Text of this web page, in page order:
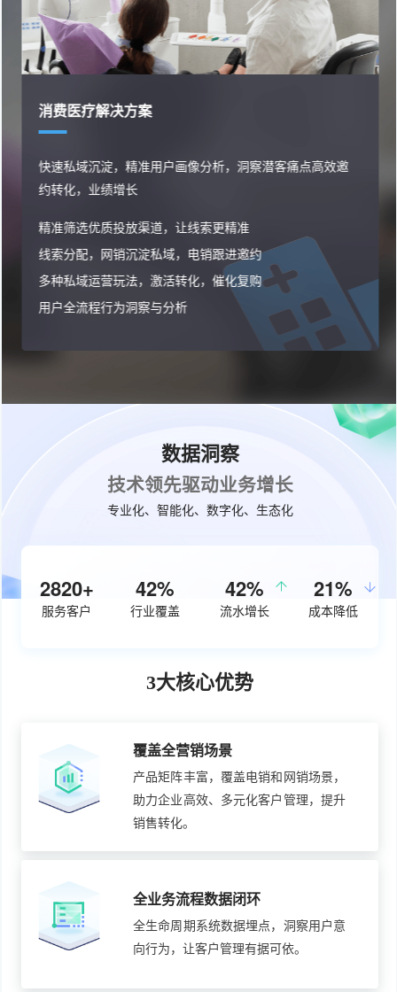
消费医疗解决方案
快速私域沉淀，精准用户画像分析，洞察潜客痛点高效邀
约转化，业绩增长
精准筛选优质投放渠道，让线索更精准
线索分配，网销沉淀私域，电销跟进邀约
多种私域运营玩法，激活转化，催化复购
用户全流程行为洞察与分析
数据洞察
技术领先驱动业务增长
专业化、智能化、数字化、生态化
3670+
服务客户
54%
行业覆盖
50%
流水增长
27%
成本降低
3大核心优势
覆盖全营销场景
产品矩阵丰富，覆盖电销和网销场景，
助力企业高效、多元化客户管理，提升
销售转化。
全业务流程数据闭环
全生命周期系统数据埋点，洞察用户意
向行为，让客户管理有据可依。